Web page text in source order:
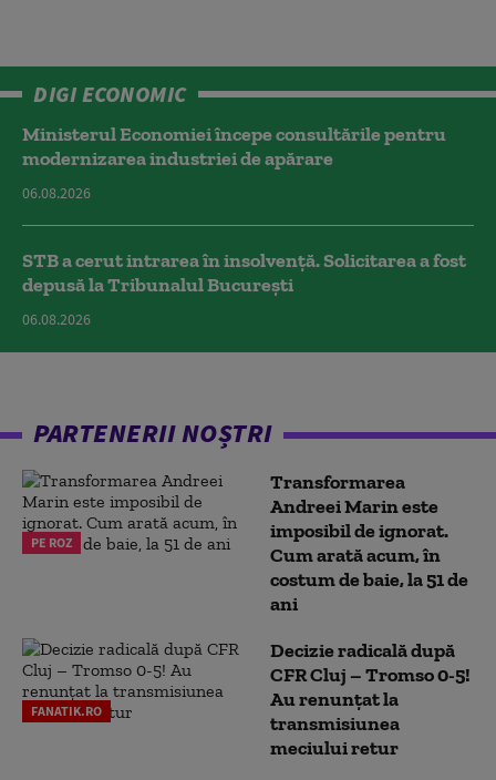
DIGI ECONOMIC
Ministerul Economiei începe consultările pentru
modernizarea industriei de apărare
06.08.2026
STB a cerut intrarea în insolvență. Solicitarea a fost
depusă la Tribunalul București
06.08.2026
PARTENERII NOȘTRI
PE ROZ
Transformarea
Andreei Marin este
imposibil de ignorat.
Cum arată acum, în
costum de baie, la 51 de
ani
FANATIK.RO
Decizie radicală după
CFR Cluj – Tromso 0-5!
Au renunțat la
transmisiunea
meciului retur